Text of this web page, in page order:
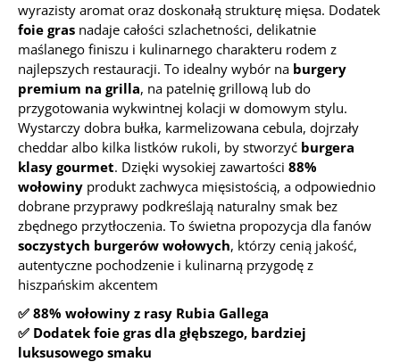
wyrazisty aromat oraz doskonałą strukturę mięsa. Dodatek
foie gras nadaje całości szlachetności, delikatnie
maślanego finiszu i kulinarnego charakteru rodem z
najlepszych restauracji. To idealny wybór na burgery
premium na grilla, na patelnię grillową lub do
przygotowania wykwintnej kolacji w domowym stylu.
Wystarczy dobra bułka, karmelizowana cebula, dojrzały
cheddar albo kilka listków rukoli, by stworzyć burgera
klasy gourmet. Dzięki wysokiej zawartości 88%
wołowiny produkt zachwyca mięsistością, a odpowiednio
dobrane przyprawy podkreślają naturalny smak bez
zbędnego przytłoczenia. To świetna propozycja dla fanów
soczystych burgerów wołowych, którzy cenią jakość,
autentyczne pochodzenie i kulinarną przygodę z
hiszpańskim akcentem
✅ 88% wołowiny z rasy Rubia Gallega
✅ Dodatek foie gras dla głębszego, bardziej
luksusowego smaku